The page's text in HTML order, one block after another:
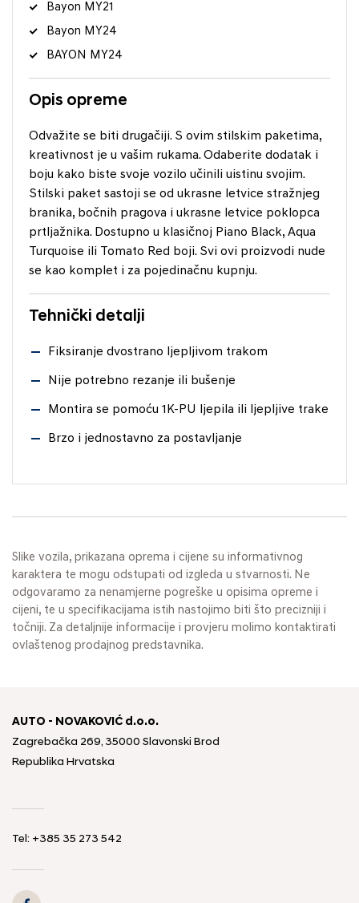
Bayon MY21
Bayon MY24
BAYON MY24
Opis opreme
Odvažite se biti drugačiji. S ovim stilskim paketima,
kreativnost je u vašim rukama. Odaberite dodatak i
boju kako biste svoje vozilo učinili uistinu svojim.
Stilski paket sastoji se od ukrasne letvice stražnjeg
branika, bočnih pragova i ukrasne letvice poklopca
prtljažnika. Dostupno u klasičnoj Piano Black, Aqua
Turquoise ili Tomato Red boji. Svi ovi proizvodi nude
se kao komplet i za pojedinačnu kupnju.
Tehnički detalji
Fiksiranje dvostrano ljepljivom trakom
Nije potrebno rezanje ili bušenje
Montira se pomoću 1K-PU ljepila ili ljepljive trake
Brzo i jednostavno za postavljanje
Slike vozila, prikazana oprema i cijene su informativnog
karaktera te mogu odstupati od izgleda u stvarnosti. Ne
odgovaramo za nenamjerne pogreške u opisima opreme i
cijeni, te u specifikacijama istih nastojimo biti što precizniji i
točniji. Za detaljnije informacije i provjeru molimo kontaktirati
ovlaštenog prodajnog predstavnika.
AUTO - NOVAKOVIĆ d.o.o.
Zagrebačka 269, 35000 Slavonski Brod
Republika Hrvatska
Tel: +385 35 273 542